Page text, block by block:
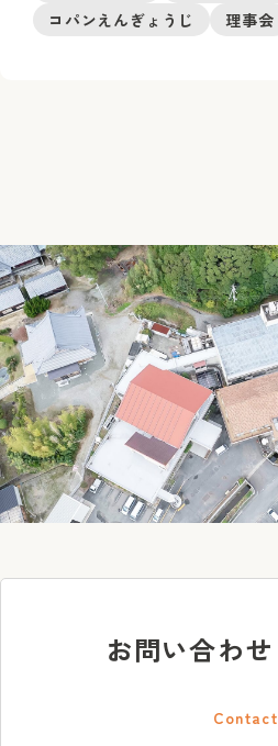
コパンえんぎょうじ
理事会
お問い合わせ
Contact